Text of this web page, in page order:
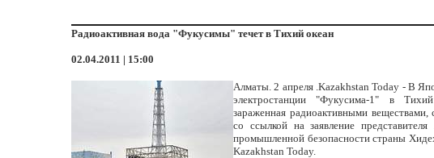
Радиоактивная вода "Фукусимы" течет в Тихий океан
02.04.2011 | 15:00
Алматы. 2 апреля .Kazakhstan Today - В
электростанции "Фукусима-1" в
зараженная радиоактивными веществами,
со ссылкой на заявление
промышленной безопасности страны
Kazakhstan Today.